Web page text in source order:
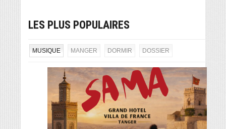
LES PLUS POPULAIRES
MUSIQUE MANGER DORMIR DOSSIER